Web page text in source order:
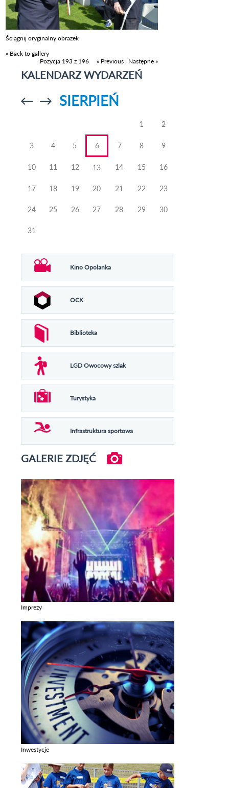
Ściągnij oryginalny obrazek
« Back to gallery
Pozycja 193 z 196
« Previous | Następne »
KALENDARZ WYDARZEŃ
Przejdź doPrzejdź do
SIERPIEŃ
1 2
3 4 5 6 7 8 9
10 11 12 13 14 15 16
17 18 19 20 21 22 23
24 25 26 27 28 29 30
31
Kino Opolanka
OCK
Biblioteka
LGD Owocowy szlak
Turystyka
Infrastruktura sportowa
GALERIE ZDJĘĆ
Imprezy
Inwestycje